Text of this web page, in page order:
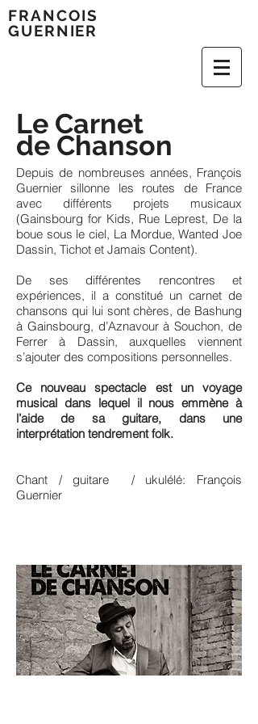
FRANCOIS
GUERNIER
Le Carnet
de Chanson
Depuis de nombreuses années, François
Guernier sillonne les routes de France
avec différents projets musicaux
(Gainsbourg for Kids, Rue Leprest, De la
boue sous le ciel, La Mordue, Wanted Joe
Dassin, Tichot et Jamais Content).
De ses différentes rencontres et
expériences, il a constitué un carnet de
chansons qui lui sont chères, de Bashung
à Gainsbourg, d’Aznavour à Souchon, de
Ferrer à Dassin, auxquelles viennent
s’ajouter des compositions personnelles.
Ce nouveau spectacle est un voyage
musical dans lequel il nous emmène à
l’aide de sa guitare, dans une
interprétation tendrement folk.
Chant / guitare / ukulélé: François
Guernier